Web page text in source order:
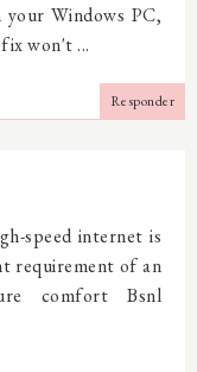
your Windows PC,
won't ...
Responder
speed internet is
requirement of an
comfort Bsnl